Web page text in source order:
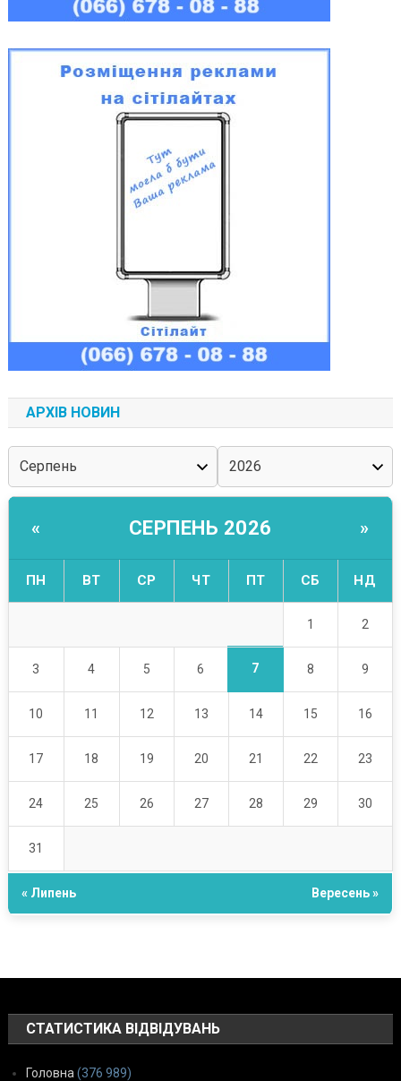
АРХІВ НОВИН
« СЕРПЕНЬ 2026 »
ПН ВТ СР ЧТ ПТ СБ НД
1 2
3 4 5 6 7 8 9
10 11 12 13 14 15 16
17 18 19 20 21 22 23
24 25 26 27 28 29 30
31
« Липень Вересень »
СТАТИСТИКА ВІДВІДУВАНЬ
Головна (376 989)